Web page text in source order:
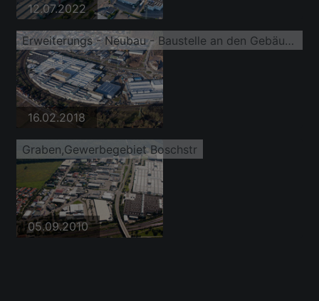
12.07.2022
Erweiterungs - Neubau - Baustelle an den Gebäuden und Produktionshallen des Werksgelände der SEW-EURODRIVE GmbH & Co KG
16.02.2018
Graben,Gewerbegebiet Boschstr
05.09.2010